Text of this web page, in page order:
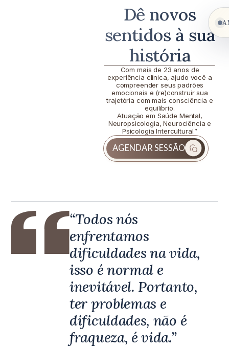
Dê novos
sentidos à sua
história
Com mais de 23 anos de
experiência clínica, ajudo você a
compreender seus padrões
emocionais e (re)construir sua
trajetória com mais consciência e
equilíbrio.
Atuação em Saúde Mental,
Neuropsicologia, Neurociência e
Psicologia Intercultural.”
AGENDAR SESSÃO
“Todos nós
enfrentamos
dificuldades na vida,
isso é normal e
inevitável. Portanto,
ter problemas e
dificuldades, não é
fraqueza, é vida.”